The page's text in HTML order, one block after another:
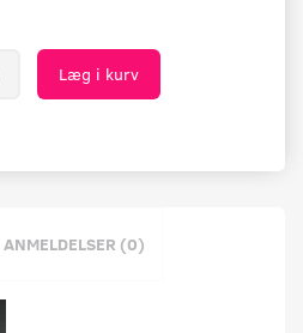
Læg i kurv
ANMELDELSER (0)